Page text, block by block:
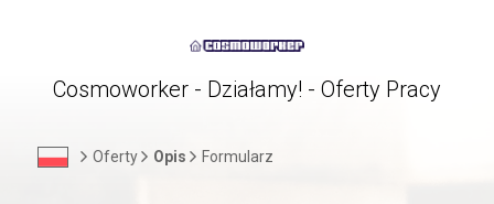
Cosmoworker - Działamy! - Oferty Pracy
Oferty Opis Formularz